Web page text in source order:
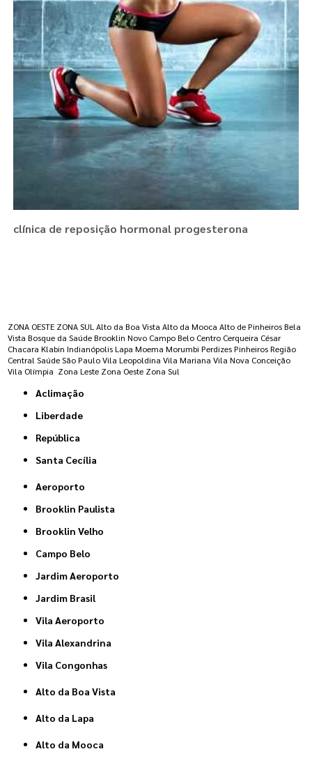
clínica de reposição hormonal progesterona
ZONA OESTE ZONA SUL Alto da Boa Vista Alto da Mooca Alto de Pinheiros Bela
Vista Bosque da Saúde Brooklin Novo Campo Belo Centro Cerqueira César
Chacara Klabin Indianópolis Lapa Moema Morumbi Perdizes Pinheiros Região
Central Saúde São Paulo Vila Leopoldina Vila Mariana Vila Nova Conceição
Vila Olímpia Zona Leste Zona Oeste Zona Sul
Aclimação
Liberdade
República
Santa Cecília
Aeroporto
Brooklin Paulista
Brooklin Velho
Campo Belo
Jardim Aeroporto
Jardim Brasil
Vila Aeroporto
Vila Alexandrina
Vila Congonhas
Alto da Boa Vista
Alto da Lapa
Alto da Mooca